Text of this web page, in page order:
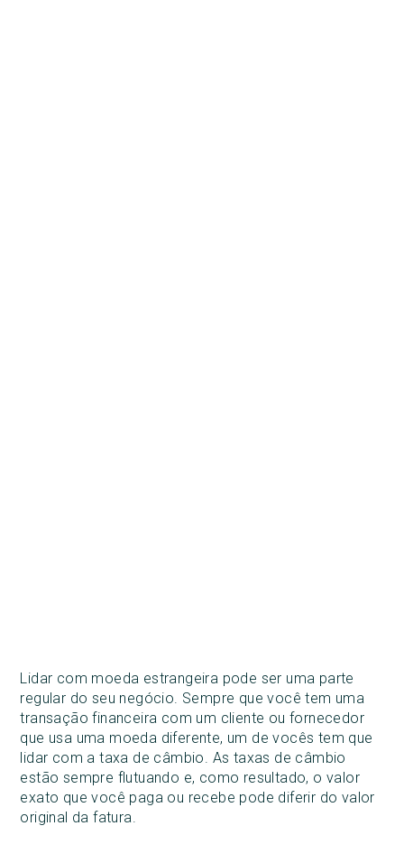
Lidar com moeda estrangeira pode ser uma parte
regular do seu negócio. Sempre que você tem uma
transação financeira com um cliente ou fornecedor
que usa uma moeda diferente, um de vocês tem que
lidar com a taxa de câmbio. As taxas de câmbio
estão sempre flutuando e, como resultado, o valor
exato que você paga ou recebe pode diferir do valor
original da fatura.